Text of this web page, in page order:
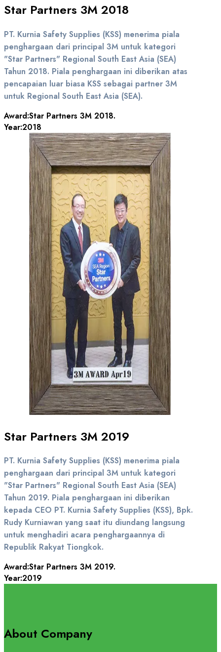
Star Partners 3M 2018
PT. Kurnia Safety Supplies (KSS) menerima piala
penghargaan dari principal 3M untuk kategori
"Star Partners" Regional South East Asia (SEA)
Tahun 2018. Piala penghargaan ini diberikan atas
pencapaian luar biasa KSS sebagai partner 3M
untuk Regional South East Asia (SEA).
Award:Star Partners 3M 2018.
Year:2018
Star Partners 3M 2019
PT. Kurnia Safety Supplies (KSS) menerima piala
penghargaan dari principal 3M untuk kategori
"Star Partners" Regional South East Asia (SEA)
Tahun 2019. Piala penghargaan ini diberikan
kepada CEO PT. Kurnia Safety Supplies (KSS), Bpk.
Rudy Kurniawan yang saat itu diundang langsung
untuk menghadiri acara penghargaannya di
Republik Rakyat Tiongkok.
Award:Star Partners 3M 2019.
Year:2019
About Company